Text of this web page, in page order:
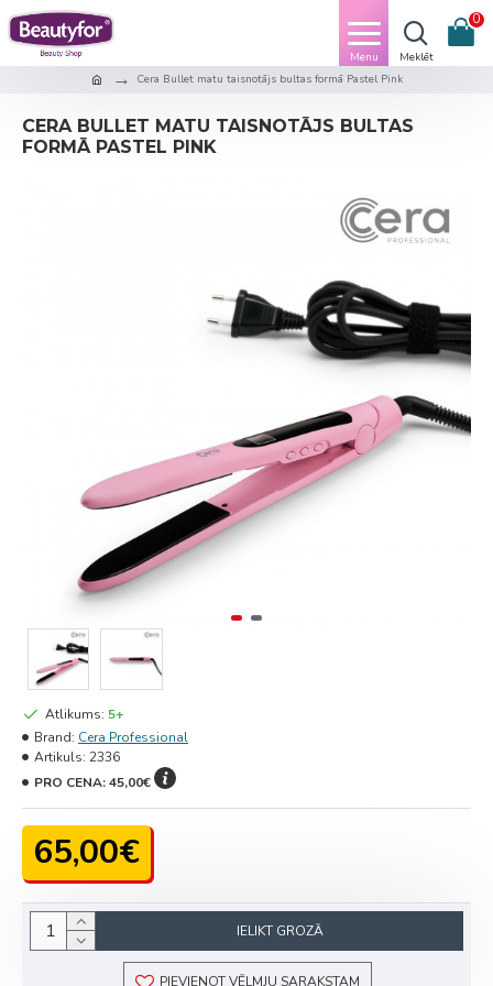
0
Cera Bullet matu taisnotājs bultas formā Pastel Pink
CERA BULLET MATU TAISNOTĀJS BULTAS
FORMĀ PASTEL PINK
65,00€
Atlikums: 5+
Brand: Cera Professional
Artikuls: 2336
PRO CENA:45,00€
IELIKT GROZĀ
PIEVIENOT VĒLMJU SARAKSTAM